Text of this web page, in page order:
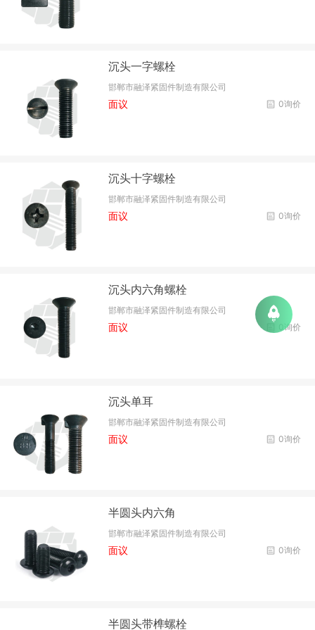
沉头一字螺栓
邯郸市融泽紧固件制造有限公司
0询价
面议
沉头十字螺栓
邯郸市融泽紧固件制造有限公司
0询价
面议
沉头内六角螺栓
邯郸市融泽紧固件制造有限公司
0询价
面议
沉头单耳
邯郸市融泽紧固件制造有限公司
0询价
面议
半圆头内六角
邯郸市融泽紧固件制造有限公司
0询价
面议
半圆头带榫螺栓